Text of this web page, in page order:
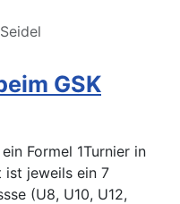
GSK
Formel 1Turnier in
ist jeweils ein 7
(U8, U10, U12,